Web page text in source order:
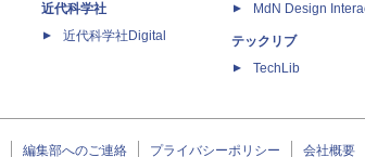
近代科学社
近代科学社Digital
MdN Design
テックリブ
TechLib
編集部へのご連絡 プライバシーポリシー 会社概要